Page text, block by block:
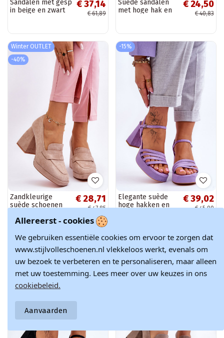
Sandalen met gesp
in beige en zwart
€ 37,14
€ 61,89
Suède sandalen
met hoge hak en
€ 24,50
€ 40,83
Winter OUTLET
-40%
Zandkleurige
suède schoenen
plateauzool Adriel
€ 28,71
€ 47,85
-15%
Elegante suède
hoge hakken en
€ 39,02
€ 45,90
-15%
Winter OUTLET
-40%
Allereerst - cookies
We gebruiken essentiële cookies om ervoor te zorgen dat
www.stijlvolleschoenen.nl vlekkeloos werkt, evenals om
uw bezoek te verbeteren en te personaliseren, maar alleen
met uw toestemming. Lees meer over uw keuzes in ons
cookiebeleid.
Aanvaarden